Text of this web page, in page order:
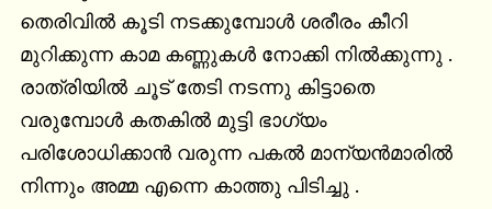
തെരിവിൽ കൂടി നടക്കുമ്പോൾ ശരീരം കീറി
മുറിക്കുന്ന കാമ കണ്ണുകൾ നോക്കി നിൽക്കുന്നു .
രാത്രിയിൽ ചൂട് തേടി നടന്നു കിട്ടാതെ
വരുമ്പോൾ കതകിൽ മുട്ടി ഭാഗ്യം
പരിശോധിക്കാൻ വരുന്ന പകൽ മാന്യൻമാരിൽ
നിന്നും അമ്മ എന്നെ കാത്തു പിടിച്ചു .